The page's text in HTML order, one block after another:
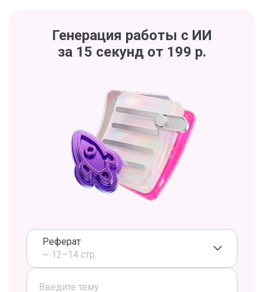
Генерация работы с ИИ
за 15 секунд от 199 р.
Реферат
~ 12–14 стр.